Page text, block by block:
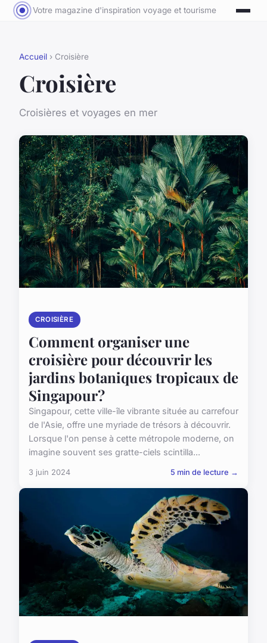
Votre magazine d'inspiration voyage et tourisme
Accueil › Croisière
Croisière
Croisières et voyages en mer
CROISIÈRE
Comment organiser une
croisière pour découvrir les
jardins botaniques tropicaux de
Singapour?
Singapour, cette ville-île vibrante située au carrefour
de l'Asie, offre une myriade de trésors à découvrir.
Lorsque l'on pense à cette métropole moderne, on
imagine souvent ses gratte-ciels scintilla...
3 juin 2024 5 min de lecture →